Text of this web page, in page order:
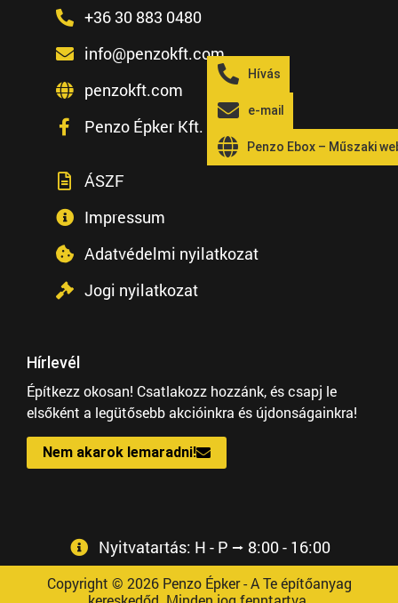
+36 30 883 0480
info@penzokft.com
penzokft.com
Penzo Épker Kft. Facebook
ÁSZF
Impressum
Adatvédelmi nyilatkozat
Jogi nyilatkozat
Hírlevél
Építkezz okosan! Csatlakozz hozzánk, és csapj le
elsőként a legütősebb akcióinkra és újdonságainkra!
Nem akarok lemaradni!
Nyitvatartás: H - P ⭢ 8:00 - 16:00
Copyright © 2026 Penzo Épker - A Te építőanyag
Hívás
e-mail
Penzo Ebox – Műszaki